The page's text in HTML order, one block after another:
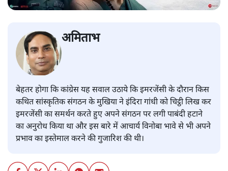
अमिताभ
बेहतर होगा कि कांग्रेस यह सवाल उठाये कि इमरजेंसी के दौरान किस
कथित सांस्कृतिक संगठन के मुखिया ने इंदिरा गांधी को चिट्ठी लिख कर
इमरजेंसी का समर्थन करते हुए अपने संगठन पर लगी पाबंदी हटाने
का अनुरोध किया था और इस बारे में आचार्य विनोबा भावे से भी अपने
प्रभाव का इस्तेमाल करने की गुजारिश की थी।